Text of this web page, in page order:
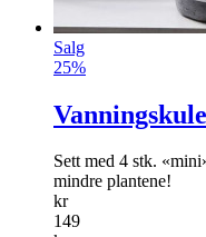
Salg
25%
Sett med 4 stk.
mindre plantene!
kr
149